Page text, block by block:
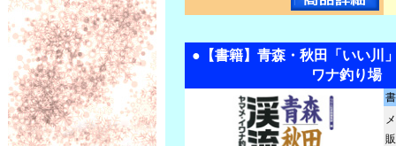
●【書籍】青森・秋田「いい川
ワナ釣り場